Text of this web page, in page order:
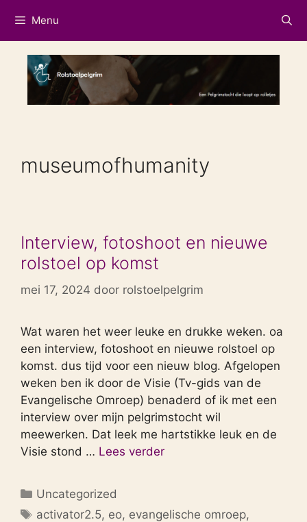
naar
de
inhoud
Menu
museumofhumanity
Interview, fotoshoot en nieuwe
rolstoel op komst
mei 17, 2024 door rolstoelpelgrim
Wat waren het weer leuke en drukke weken. oa
een interview, fotoshoot en nieuwe rolstoel op
komst. dus tijd voor een nieuw blog. Afgelopen
weken ben ik door de Visie (Tv-gids van de
Evangelische Omroep) benaderd of ik met een
interview over mijn pelgrimstocht wil
meewerken. Dat leek me hartstikke leuk en de
Visie stond … Lees verder
Categorieën
Uncategorized
Tags
activator2.5, eo, evangelische omroep,